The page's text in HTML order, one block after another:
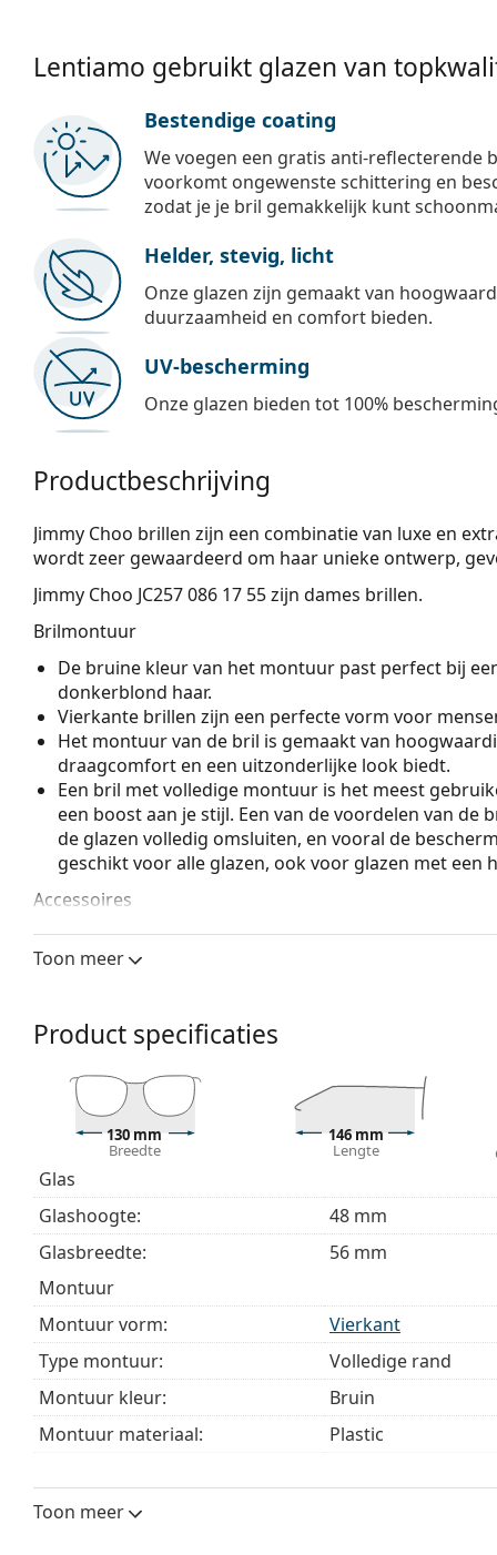
Lentiamo gebruikt glazen van
Bestendige coating
We voegen een gratis anti-reflecterende
voorkomt ongewenste schittering en
zodat je je bril gemakkelijk kunt
Helder, stevig, licht
Onze glazen zijn gemaakt van
duurzaamheid en comfort bieden.
UV-bescherming
Onze glazen bieden tot 100%
Productbeschrijving
Jimmy Choo brillen zijn een combinatie van luxe en
wordt zeer gewaardeerd om haar unieke ontwerp,
Jimmy Choo JC257 086 17 55zijn dames brillen.
Brilmontuur
De bruine kleur van het montuur past perfect bij
donkerblond haar.
Vierkante brillen zijn een perfecte vorm voor
Het montuur van de bril is gemaakt van
draagcomfort en een uitzonderlijke look biedt.
Een bril met volledige montuur is het meest
een boost aan je stijl. Een van de voordelen van
de glazen volledig omsluiten, en vooral de
geschikt voor alle glazen, ook voor glazen met een
Accessoires
Wij leveren de brillen in een originele hoes. De
Het meegeleverde doekje is ideaal voor het
Bekijk het volledige assortiment
bij het kiezen.
Het is een medisch hulpmiddel. Lees de instructies
Toon meer
Product specificaties
130 mm
Breedte
146 mm
Lengte
Glas
Glashoogte:
48 mm
Glasbreedte:
56 mm
montuur
Montuur vorm:
Vierkant
Type montuur:
Volledige rand
Montuur kleur:
Bruin
Montuur materiaal:
Plastic
Breedte:
Toon meer